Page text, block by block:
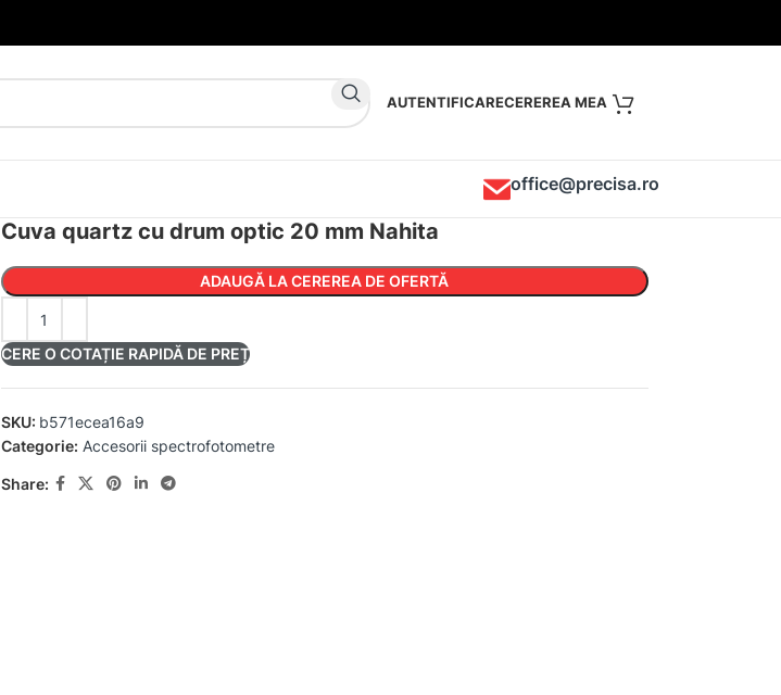
AUTENTIFICARE
office@precisa.ro
Cuva quartz cu drum optic 20 mm Nahita
ADAUGĂ LA CEREREA DE OFERTĂ
CERE O COTAȚIE RAPIDĂ DE PREȚ
SKU: b571ecea16a9
Categorie: Accesorii spectrofotometre
Share: